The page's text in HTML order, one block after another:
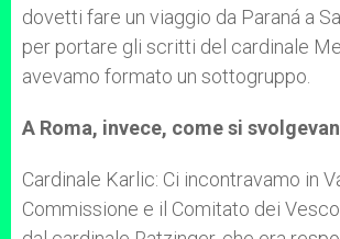
dovetti fare un viaggio da Paraná a
per portare gli scritti del cardinale
avevamo formato un sottogruppo.
A Roma, invece, come si
Cardinale Karlic: Ci incontravamo in
Commissione e il Comitato dei